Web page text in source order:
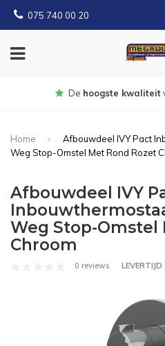
075 740 00 20
De hoogste kwaliteit
Home
Afbouwdeel IVY Pact
Weg Stop-Omstel Met Rond Rozet
Afbouwdeel IVY
Weg Stop-Omstel
Chroom
0 reviews LEVERTIJD